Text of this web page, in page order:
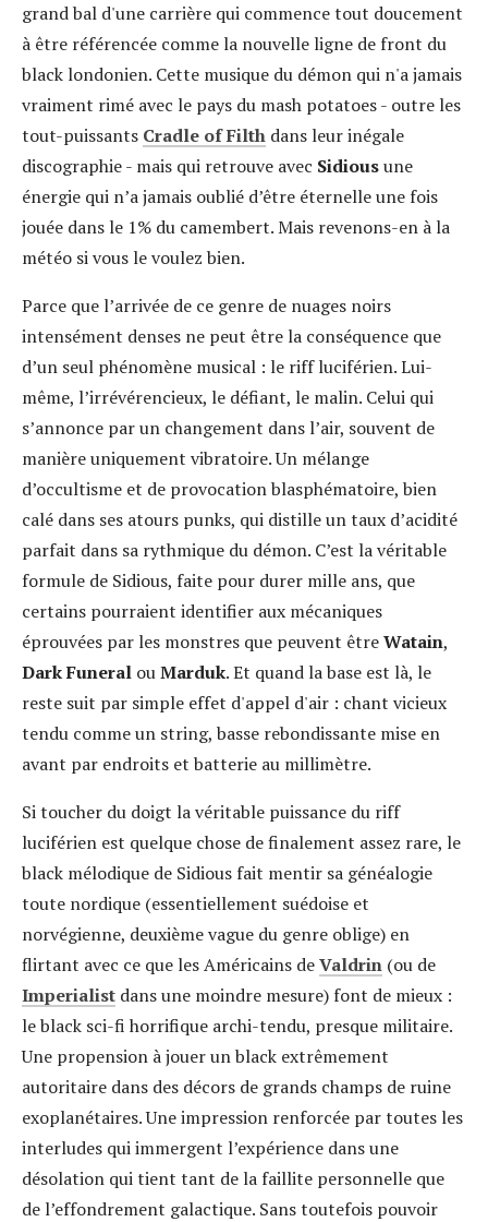
grand bal d'une carrière qui commence tout doucement
à être référencée comme la nouvelle ligne de front du
black londonien. Cette musique du démon qui n'a jamais
vraiment rimé avec le pays du mash potatoes - outre les
tout-puissants Cradle of Filth dans leur inégale
discographie - mais qui retrouve avec Sidiousune
énergie qui n’a jamais oublié d’être éternelle une fois
jouée dans le 1% du camembert. Mais revenons-en à la
météo si vous le voulez bien.
Parce que l’arrivée de ce genre de nuages noirs
intensément denses ne peut être la conséquence que
d’un seul phénomène musical : le riff luciférien. Lui-
même, l’irrévérencieux, le défiant, le malin. Celui qui
s’annonce par un changement dans l’air, souvent de
manière uniquement vibratoire. Un mélange
d’occultisme et de provocation blasphématoire, bien
calé dans ses atours punks, qui distille un taux d’acidité
parfait dans sa rythmique du démon. C’est la véritable
formule de Sidious, faite pour durer mille ans, que
certains pourraient identifier aux mécaniques
éprouvées par les monstres que peuvent êtreWatain,
Dark Funeral ouMarduk. Et quand la base est là, le
reste suit par simple effet d'appel d'air : chant vicieux
tendu comme un string, basse rebondissante mise en
avant par endroits et batterie au millimètre.
Si toucher du doigt la véritable puissance du riff
luciférien est quelque chose de finalement assez rare, le
black mélodique de Sidious fait mentir sa généalogie
toute nordique (essentiellement suédoise et
norvégienne, deuxième vague du genre oblige) en
flirtant avec ce que les Américains deValdrin (ou de
Imperialist dans une moindre mesure) font de mieux :
le black sci-fi horrifique archi-tendu, presque militaire.
Une propension à jouer un black extrêmement
autoritaire dans des décors de grands champs de ruine
exoplanétaires. Une impression renforcée par toutes les
interludes qui immergent l’expérience dans une
désolation qui tient tant de la faillite personnelle que
de l’effondrement galactique. Sans toutefois pouvoir